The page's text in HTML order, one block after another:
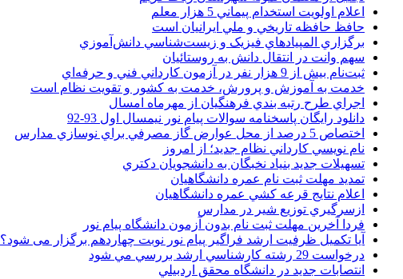
اعلام اولويت استخدام پيماني 5 هزار معلم
حافظ حافظه تاريخي و ملي ايرانيان است
برگزاري المپيادهاي فيزيک و زيست‌شناسي دانش‌آموزي
سهم وانت در انتقال دانش به روستائيان
ثبت‌نام بيش از 9 هزار نفر در آزمون کارداني فني و حرفه‌اي
خدمت به آموزش و پرورش، خدمت به کشور و تقويت نظام است
اجراي طرح رتبه بندي فرهنگيان از مهرماه امسال
دانلود رایگان پاسخنامه سوالات پیام نور نیمسال اول 93-92
اختصاص 5 درصد از محل عوارض گاز مصرفي براي نوسازي مدارس
نام نويسي کارداني نظام جديد؛ از امروز
تسهيلات جديد بنياد نخبگان به دانشجويان دکتري
تمديد مهلت ثبت نام عمره دانشگاهيان
اعلام نتايج قرعه کشي عمره دانشگاهيان
ازسرگيري توزيع شير در مدارس
فردا آخرین مهلت ثبت نام بدون آزمون دانشگاه پیام نور
آیا تکمیل ظرفیت ارشد فراگیر پیام نور نوبت چهاردهم برگزار می شود؟
درخواست 29 رشته کارشناسي ارشد بررسي مي شود
انتصابات جديد در دانشگاه محقق اردبيلي